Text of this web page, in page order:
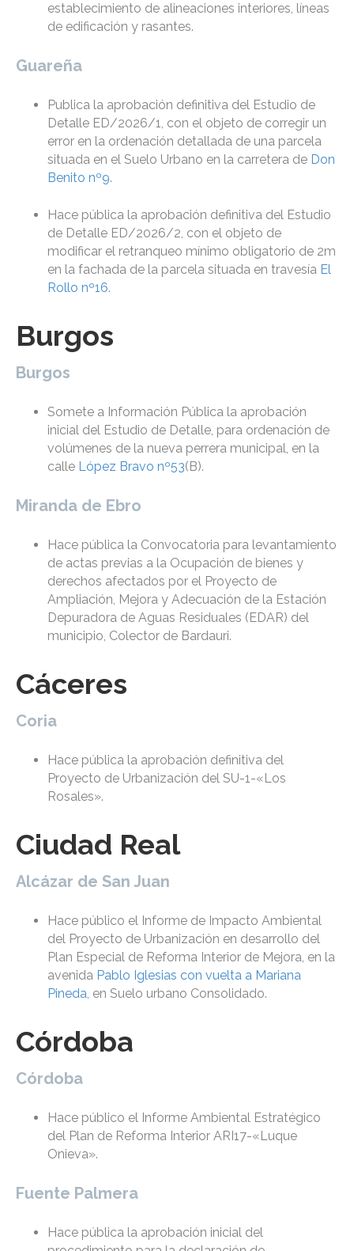
establecimiento de alineaciones interiores, líneas
de edificación y rasantes.
Guareña
Publica la aprobación definitiva del Estudio de
Detalle ED/2026/1, con el objeto de corregir un
error en la ordenación detallada de una parcela
situada en el Suelo Urbano en la carretera de Don
Benito nº9.
Hace pública la aprobación definitiva del Estudio
de Detalle ED/2026/2, con el objeto de
modificar el retranqueo mínimo obligatorio de 2m
en la fachada de la parcela situada en travesía El
Rollo nº16.
Burgos
Burgos
Somete a Información Pública la aprobación
inicial del Estudio de Detalle, para ordenación de
volúmenes de la nueva perrera municipal, en la
calle López Bravo nº53(B).
Miranda de Ebro
Hace pública la Convocatoria para levantamiento
de actas previas a la Ocupación de bienes y
derechos afectados por el Proyecto de
Ampliación, Mejora y Adecuación de la Estación
Depuradora de Aguas Residuales (EDAR) del
municipio, Colector de Bardauri.
Cáceres
Coria
Hace pública la aprobación definitiva del
Proyecto de Urbanización del SU-1-«Los
Rosales».
Ciudad Real
Alcázar de San Juan
Hace público el Informe de Impacto Ambiental
del Proyecto de Urbanización en desarrollo del
Plan Especial de Reforma Interior de Mejora, en la
avenida Pablo Iglesias con vuelta a Mariana
Pineda, en Suelo urbano Consolidado.
Córdoba
Córdoba
Hace público el Informe Ambiental Estratégico
del Plan de Reforma Interior ARI17-«Luque
Onieva».
Fuente Palmera
Hace pública la aprobación inicial del